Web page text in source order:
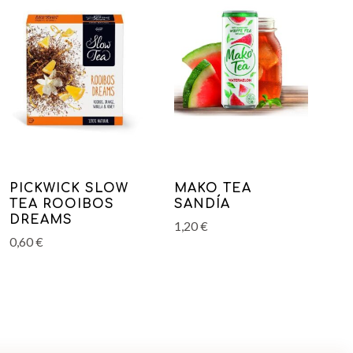
PICKWICK SLOW
TEA ROOIBOS
DREAMS
0,60€
MAKO TEA
SANDÍA
1,20€